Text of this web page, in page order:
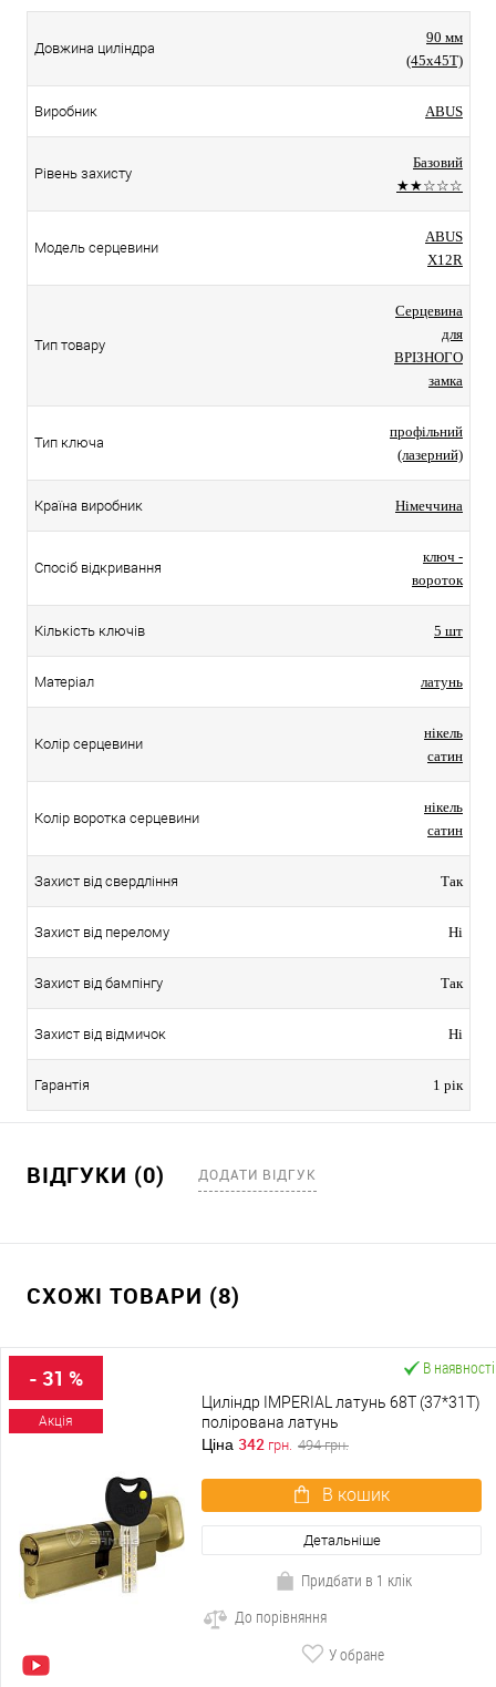
Довжина циліндра
90 мм
(45x45T)
Виробник ABUS
Рівень захисту
Базовий
★★☆☆☆
Модель серцевини
ABUS
X12R
Тип товару
Серцевина
для
ВРІЗНОГО
замка
Тип ключа
профільний
(лазерний)
Країна виробник Німеччина
Спосіб відкривання
ключ -
вороток
Кількість ключів 5 шт
Матеріал латунь
Колір серцевини
нікель
сатин
Колір воротка серцевини
нікель
сатин
Захист від свердління Так
Захист від перелому Ні
Захист від бампінгу Так
Захист від відмичок Ні
Гарантія 1 рік
ВІДГУКИ (0) ДОДАТИ ВІДГУК
СХОЖІ ТОВАРИ (8)
- 31 %
Акція
В наявності
Циліндр IMPERIAL латунь 68T (37*31T)
полірована латунь
Ціна 342 грн. 494грн.
В кошик
Детальніше
Придбати в 1 клік
До порівняння
У обране